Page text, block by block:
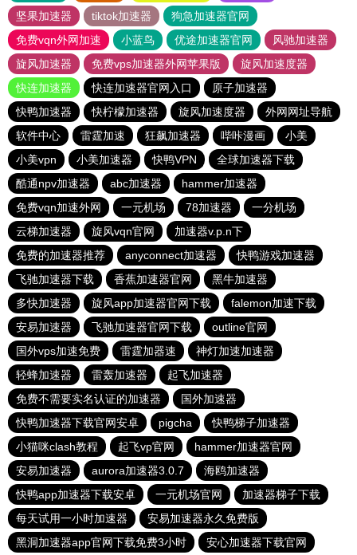
坚果加速器
tiktok加速器
狗急加速器官网
免费vqn外网加速
小蓝鸟 优途加速器官网
风驰加速器
旋风加速器
免费vps加速器外网苹果版
旋风加速度器
快连加速器
快连加速器官网入口
原子加速器
快鸭加速器
快柠檬加速器 旋风加速度器
外网网址导航
软件中心
雷霆加速 狂飙加速器 哔咔漫画
小美
小美vpn
小美加速器 快鸭VPN
全球加速器下载
酷通npv加速器
abc加速器
hammer加速器
免费vqn加速外网
一元机场 78加速器
一分机场
云梯加速器
旋风vqn官网
加速器v.p.n下
免费的加速器推荐
anyconnect加速器
快鸭游戏加速器
飞驰加速器下载
香蕉加速器官网
黑牛加速器
多快加速器
旋风app加速器官网下载
falemon加速下载
安易加速器
飞驰加速器官网下载
outline官网
国外vps加速免费
雷霆加器速
神灯加速加速器
轻蜂加速器
雷轰加速器
起飞加速器
免费不需要实名认证的加速器
国外加速器
快鸭加速器下载官网安卓
pigcha
快鸭梯子加速器
小猫咪clash教程
起飞vp官网
hammer加速器官网
安易加速器
aurora加速器3.0.7
海鸥加速器
快鸭app加速器下载安卓
一元机场官网
加速器梯子下载
每天试用一小时加速器
安易加速器永久免费版
黑洞加速器app官网下载免费3小时
安心加速器下载官网